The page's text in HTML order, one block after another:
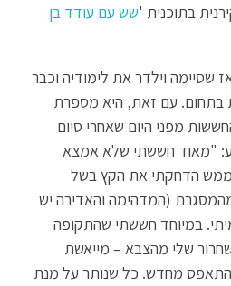
בתוכנית 'שש עם עודד בן
שסיימה וילדר את לימודיה וכבר
בתחום. עם זאת, היא מספרת
מפני היום שאחרי סיום
"מאוד חששתי שלא אמצא
ממש הדחקתי את הקץ בשל
(המדהימה והאדירה יש
במיוחד חששתי שהתקופה
שלי מהצבא – מייאשת
מחדש. כל שנותר על מנת